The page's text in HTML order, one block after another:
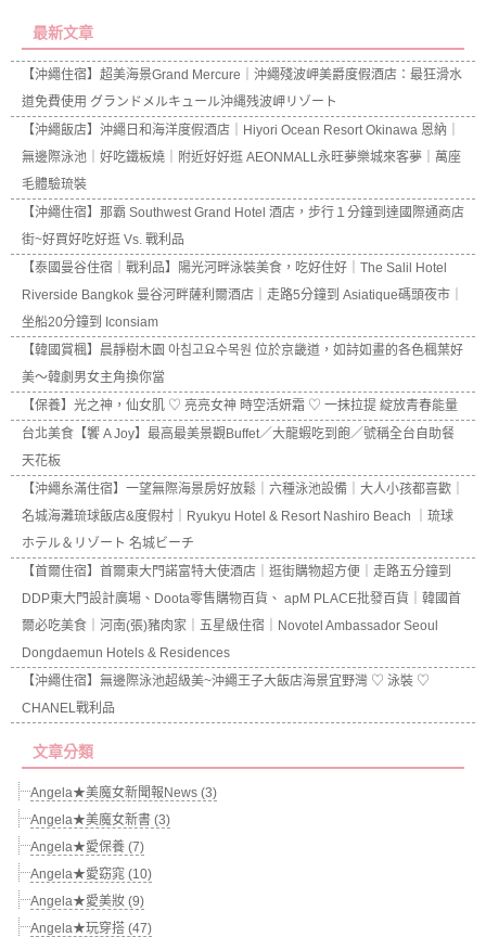
最新文章
【沖繩住宿】超美海景Grand Mercure｜沖繩殘波岬美爵度假酒店：最狂滑水
道免費使用 グランドメルキュール沖縄残波岬リゾート
【沖繩飯店】沖繩日和海洋度假酒店｜Hiyori Ocean Resort Okinawa 恩納｜
無邊際泳池｜好吃鐵板燒｜附近好好逛 AEONMALL永旺夢樂城來客夢｜萬座
毛體驗琉裝
【沖繩住宿】那霸 Southwest Grand Hotel 酒店，步行１分鐘到達國際通商店
街~好買好吃好逛 Vs. 戰利品
【泰國曼谷住宿｜戰利品】陽光河畔泳裝美食，吃好住好｜The Salil Hotel
Riverside Bangkok 曼谷河畔薩利爾酒店｜走路5分鐘到 Asiatique碼頭夜市｜
坐船20分鐘到 Iconsiam
【韓國賞楓】晨靜樹木園 아침고요수목원 位於京畿道，如詩如畫的各色楓葉好
美～韓劇男女主角換你當
【保養】光之神，仙女肌 ♡ 亮亮女神 時空活妍霜 ♡ 一抹拉提 綻放青春能量
台北美食【饗 A Joy】最高最美景觀Buffet／大龍蝦吃到飽／號稱全台自助餐
天花板
【沖繩糸滿住宿】一望無際海景房好放鬆｜六種泳池設備｜大人小孩都喜歡｜
名城海灘琉球飯店&度假村｜Ryukyu Hotel & Resort Nashiro Beach ｜琉球
ホテル＆リゾート 名城ビーチ
【首爾住宿】首爾東大門諾富特大使酒店｜逛街購物超方便｜走路五分鐘到
DDP東大門設計廣場、Doota零售購物百貨、 apM PLACE批發百貨｜韓國首
爾必吃美食｜河南(張)豬肉家｜五星級住宿｜Novotel Ambassador Seoul
Dongdaemun Hotels & Residences
【沖繩住宿】無邊際泳池超級美~沖繩王子大飯店海景宜野灣 ♡ 泳裝 ♡
CHANEL戰利品
文章分類
Angela★美魔女新聞報News (3)
Angela★美魔女新書 (3)
Angela★愛保養 (7)
Angela★愛窈窕 (10)
Angela★愛美妝 (9)
Angela★玩穿搭 (47)